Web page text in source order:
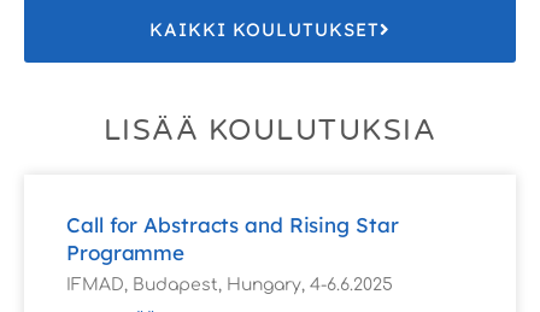
KAIKKI KOULUTUKSET
LISÄÄ KOULUTUKSIA
Call for Abstracts and Rising Star
Programme
IFMAD, Budapest, Hungary, 4-6.6.2025